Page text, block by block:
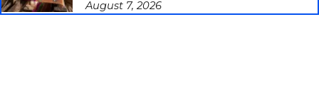
August 7, 2026